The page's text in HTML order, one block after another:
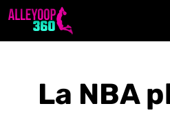
Aller
La NBA